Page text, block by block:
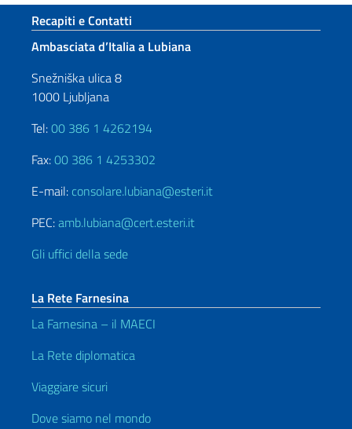
Sezione footer
Recapiti e Contatti
Ambasciata d’Italia a Lubiana
Snežniška ulica 8
1000 Ljubljana
Tel:00 386 1 4262194
Fax:00 386 1 4253302
E-mail: consolare.lubiana@esteri.it
PEC:amb.lubiana@cert.esteri.it
Gli uffici della sede
La Rete Farnesina
La Farnesina – il MAECI
La Rete diplomatica
Viaggiare sicuri
Dove siamo nel mondo